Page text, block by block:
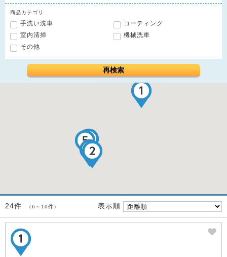
商品カテゴリ
手洗い洗車
コーティング
室内清掃
機械洗車
その他
再検索
24件 （6～10件） 表示順